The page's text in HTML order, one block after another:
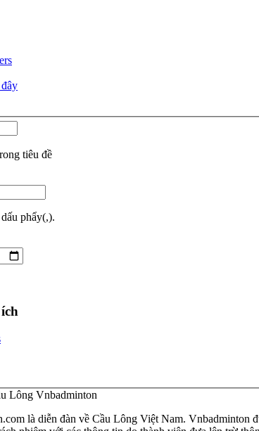
tiêu đề
phẩy(,).
Lông Vnbadminton
là diễn đàn về Cầu Lông Việt Nam. Vnbadminton